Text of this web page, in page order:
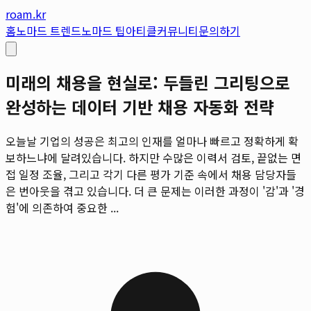
roam.kr
홈노마드 트렌드노마드 팁아티클커뮤니티문의하기
미래의 채용을 현실로: 두들린 그리팅으로
완성하는 데이터 기반 채용 자동화 전략
오늘날 기업의 성공은 최고의 인재를 얼마나 빠르고 정확하게 확
보하느냐에 달려있습니다. 하지만 수많은 이력서 검토, 끝없는 면
접 일정 조율, 그리고 각기 다른 평가 기준 속에서 채용 담당자들
은 번아웃을 겪고 있습니다. 더 큰 문제는 이러한 과정이 '감'과 '경
험'에 의존하여 중요한 ...